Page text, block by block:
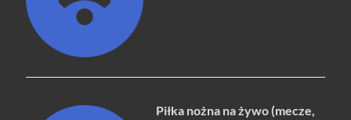
Piłka nożna na żywo (mecze,